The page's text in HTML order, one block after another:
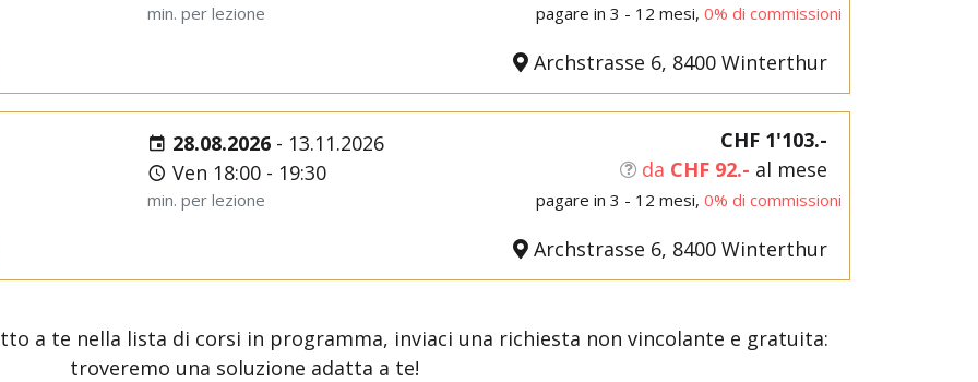
min. per lezione pagare in 3 - 12 mesi, 0% di commissioni
Archstrasse 6, 8400 Winterthur
28.08.2026 - 13.11.2026
Ven 18:00 - 19:30
min. per lezione
CHF 1'103.-
da CHF 92.- al mese
pagare in 3 - 12 mesi, 0% di commissioni
Archstrasse 6, 8400 Winterthur
a te nella lista di corsi in programma, inviaci una richiesta non vincolante e gratuita:
troveremo una soluzione adatta a te!